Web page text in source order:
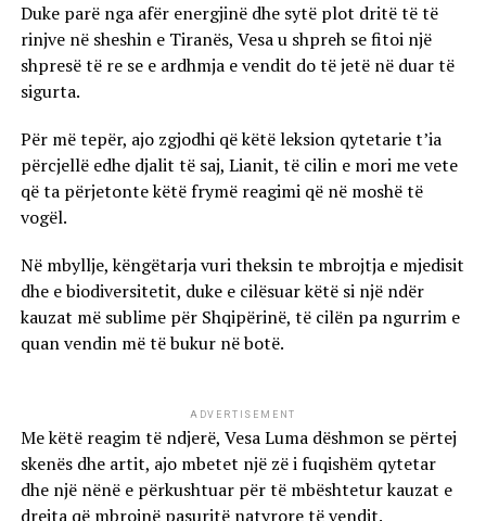
Duke parë nga afër energjinë dhe sytë plot dritë të të
rinjve në sheshin e Tiranës, Vesa u shpreh se fitoi një
shpresë të re se e ardhmja e vendit do të jetë në duar të
sigurta.
Për më tepër, ajo zgjodhi që këtë leksion qytetarie t’ia
përcjellë edhe djalit të saj, Lianit, të cilin e mori me vete
që ta përjetonte këtë frymë reagimi që në moshë të
vogël.
Në mbyllje, këngëtarja vuri theksin te mbrojtja e mjedisit
dhe e biodiversitetit, duke e cilësuar këtë si një ndër
kauzat më sublime për Shqipërinë, të cilën pa ngurrim e
quan vendin më të bukur në botë.
ADVERTISEMENT
Me këtë reagim të ndjerë, Vesa Luma dëshmon se përtej
skenës dhe artit, ajo mbetet një zë i fuqishëm qytetar
dhe një nënë e përkushtuar për të mbështetur kauzat e
drejta që mbrojnë pasuritë natyrore të vendit.